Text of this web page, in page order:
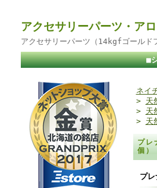
アクセサリーパーツ・ア
アクセサリーパーツ（14kgfゴールド
■
ネイ
> 天
> 天
> 天
プ
個）
プ